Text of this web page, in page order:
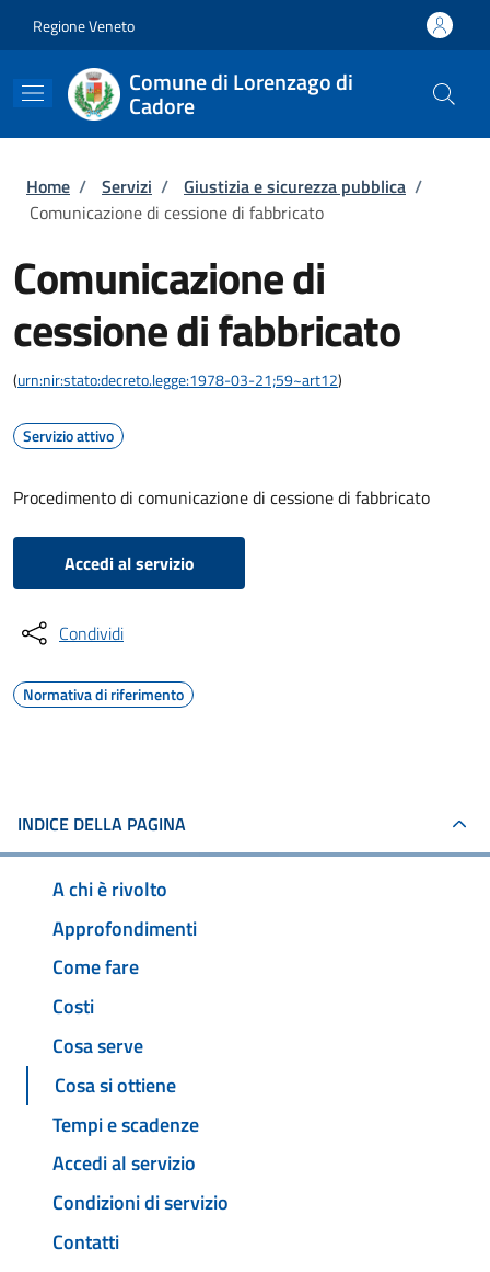
Regione Veneto
Comune di Lorenzago di
Cadore
Briciole di pane
Home / Servizi / Giustizia e sicurezza pubblica /
Comunicazione di cessione di fabbricato
Comunicazione di
cessione di fabbricato
(urn:nir:stato:decreto.legge:1978-03-21;59~art12)
Servizio attivo
Procedimento di comunicazione di cessione di fabbricato
Accedi al servizio
Condividi
Normativa di riferimento
INDICE DELLA PAGINA
A chi è rivolto
Approfondimenti
Come fare
Costi
Cosa serve
Cosa si ottiene
Tempi e scadenze
Accedi al servizio
Condizioni di servizio
Contatti